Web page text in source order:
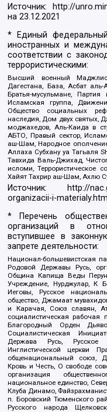
Источник: http://
на23.12.2021
* Единый
иностранных и
соответствии с
террористическими:
Высший военный
Дагестана, База, Асбат
Братья-мусульмане, Партия
Исламская группа,
Общество социальных
наследия, Дом двух
моджахедов, Аль-Каида в
АБТО, Правый сектор,
аш-Шам, Народное
Аллаха Субхану уа Тагьаля
Тавхида Валь-Джихад,
исломи, Террористическое
Хайят Тахрир аш-Шам, Ахлю
Источник:
http://
organizacii-i-materialy.html
* Перечень
организаций в
вступившее в
запрете деятельности:
Национал-большевистская
Родовой Державы Русь,
Община Капища Веды
Учреждение, Нурджулар, К
Иеговы, Русское
общество, Джамаат
и Карачая, Союз славян,
социалистическая рабочая
Благородный Орден
Социалистическая
Держава Русь, Русское
Инглистической церкви
общенациональный союз,
Кровь и Честь, О свободе
организация
национальное единство,
Клуба Динамо,
п. Боровский Тюменского
Русского народа